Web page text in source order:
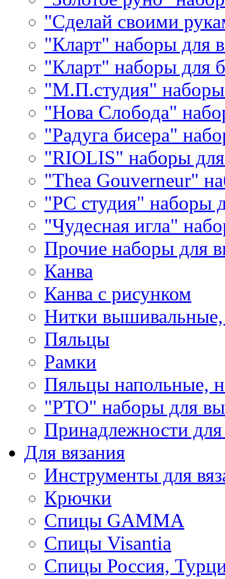
"Сделай своими
"Кларт" наборы для
"Кларт" наборы для
"М.П.студия"
"Нова Слобода"
"Радуга бисера"
"RIOLIS" наборы
"Thea Gouverneur"
"РС студия" наборы
"Чудесная игла"
Прочие наборы для
Канва
Канва с рисунком
Нитки
Пяльцы
Рамки
Пяльцы напольные,
"РТО" наборы для
Принадлежности
Для вязания
Инструменты для
Крючки
Спицы GAMMA
Спицы Visantia
Спицы Россия,